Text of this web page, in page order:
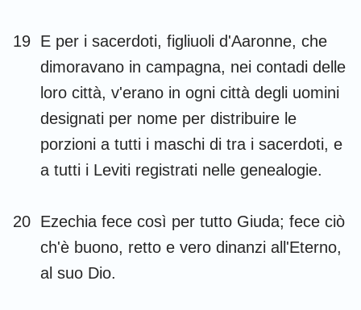
19 E per i sacerdoti, figliuoli d'Aaronne, che
dimoravano in campagna, nei contadi delle
loro città, v'erano in ogni città degli uomini
designati per nome per distribuire le
porzioni a tutti i maschi di tra i sacerdoti, e
a tutti i Leviti registrati nelle genealogie.
20 Ezechia fece così per tutto Giuda; fece ciò
ch'è buono, retto e vero dinanzi all'Eterno,
al suo Dio.